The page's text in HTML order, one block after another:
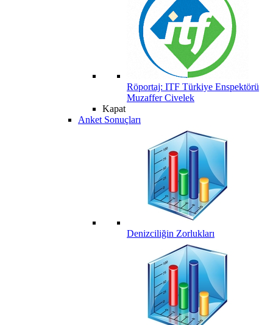
Röportaj: ITF Türkiye Enspektörü
Muzaffer Civelek
Kapat
Anket Sonuçları
Denizciliğin Zorlukları